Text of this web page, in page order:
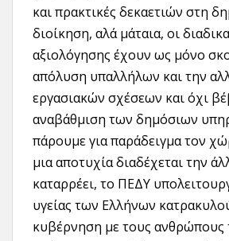
και πρακτικές δεκαετιών στη
διοίκηση, αλά μάταια, οι
αξιολόγησης έχουν ως μόνο
απόλυση υπαλλήλων και την
εργασιακών σχέσεων και όχι
αναβάθμιση των δημόσιων
πάρουμε για παράδειγμα τον
μια αποτυχία διαδέχεται την
καταρρέει, το ΠΕΔΥ
υγείας των Ελλήνων
κυβέρνηση με τους ανθρώπους